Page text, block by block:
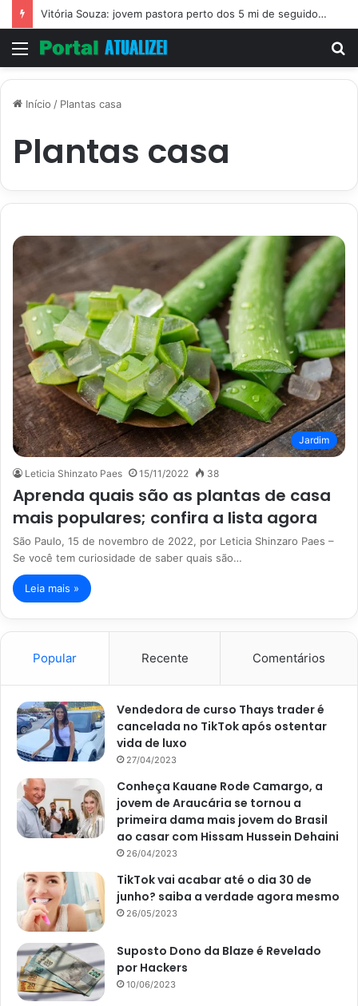
Vitória Souza: jovem pastora perto dos 5 mi de seguidores na web
Menu
Início / Plantas casa
Plantas casa
Jardim
Leticia Shinzato Paes 15/11/2022 38
Aprenda quais são as plantas de casa
mais populares; confira a lista agora
São Paulo, 15 de novembro de 2022, por Leticia Shinzaro Paes –
Se você tem curiosidade de saber quais são…
Leia mais »
Popular Recente Comentários
Vendedora de curso Thays trader é
cancelada no TikTok após ostentar
vida de luxo
27/04/2023
Conheça Kauane Rode Camargo, a
jovem de Araucária se tornou a
primeira dama mais jovem do Brasil
ao casar com Hissam Hussein Dehaini
26/04/2023
TikTok vai acabar até o dia 30 de
junho? saiba a verdade agora mesmo
26/05/2023
Suposto Dono da Blaze é Revelado
por Hackers
10/06/2023